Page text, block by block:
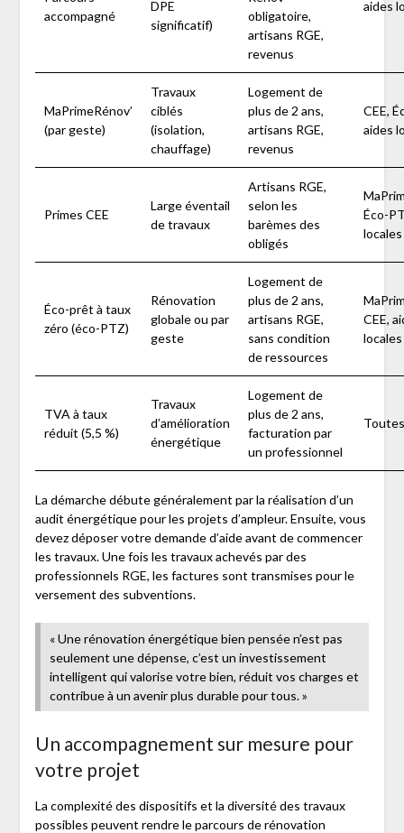
accompagné
DPE
significatif)
obligatoire,
artisans RGE,
revenus
aides
MaPrimeRénov’
(par geste)
Travaux
ciblés
(isolation,
chauffage)
Logement de
plus de 2 ans,
artisans RGE,
revenus
CEE,
aides
Primes CEE
Large éventail
de travaux
Artisans RGE,
selon les
barèmes des
obligés
Éco-
locales
Éco-prêt à taux
zéro (éco-PTZ)
Rénovation
globale ou par
geste
Logement de
plus de 2 ans,
artisans RGE,
sans condition
de ressources
CEE,
locales
TVA à taux
réduit (5,5 %)
Travaux
d’amélioration
énergétique
Logement de
plus de 2 ans,
facturation par
un professionnel
Toutes
La démarche débute généralement par la réalisation d’un
audit énergétique pour les projets d’ampleur. Ensuite, vous
devez déposer votre demande d’aide avant de commencer
les travaux. Une fois les travaux achevés par des
professionnels RGE, les factures sont transmises pour le
versement des subventions.
« Une rénovation énergétique bien pensée n’est pas
seulement une dépense, c’est un investissement
intelligent qui valorise votre bien, réduit vos charges et
contribue à un avenir plus durable pour tous. »
Un accompagnement sur mesure pour
votre projet
La complexité des dispositifs et la diversité des travaux
possibles peuvent rendre le parcours de rénovation